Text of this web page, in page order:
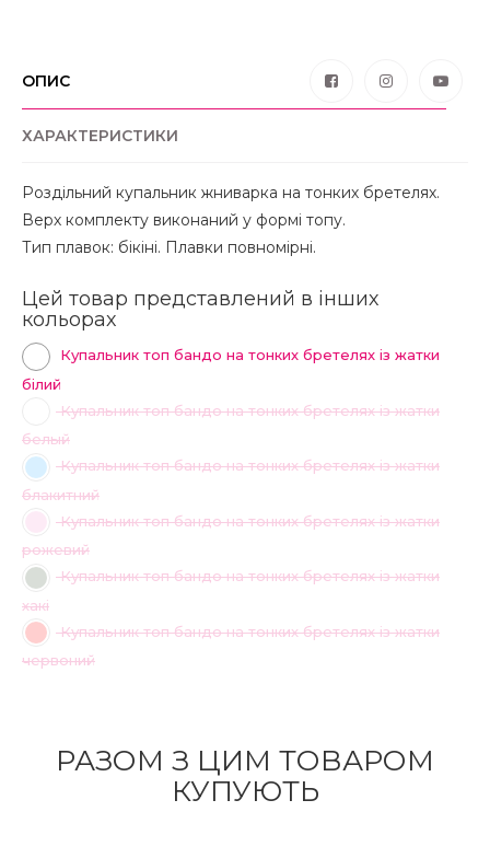
ОПИС
ХАРАКТЕРИСТИКИ
Роздільний купальник жниварка на тонких бретелях.
Верх комплекту виконаний у формі топу.
Тип плавок: бікіні. Плавки повномірні.
Цей товар представлений в інших
кольорах
Купальник топ бандо на тонких бретелях із жатки
білий
Купальник топ бандо на тонких бретелях із жатки
белый
Купальник топ бандо на тонких бретелях із жатки
блакитний
Купальник топ бандо на тонких бретелях із жатки
рожевий
Купальник топ бандо на тонких бретелях із жатки
хакі
Купальник топ бандо на тонких бретелях із жатки
червоний
РАЗОМ З ЦИМ ТОВАРОМ
КУПУЮТЬ